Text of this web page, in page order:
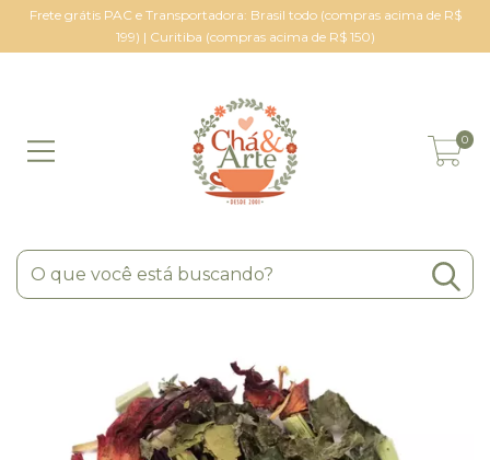
Frete grátis PAC e Transportadora: Brasil todo (compras acima de R$
199) | Curitiba (compras acima de R$ 150)
0